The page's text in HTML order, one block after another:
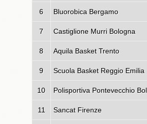
6 Bluorobica Bergamo
7 Castiglione Murri Bologna
8 Aquila Basket Trento
9 Scuola Basket Reggio Emilia
10 Polisportiva Pontevecchio
11 Sancat Firenze